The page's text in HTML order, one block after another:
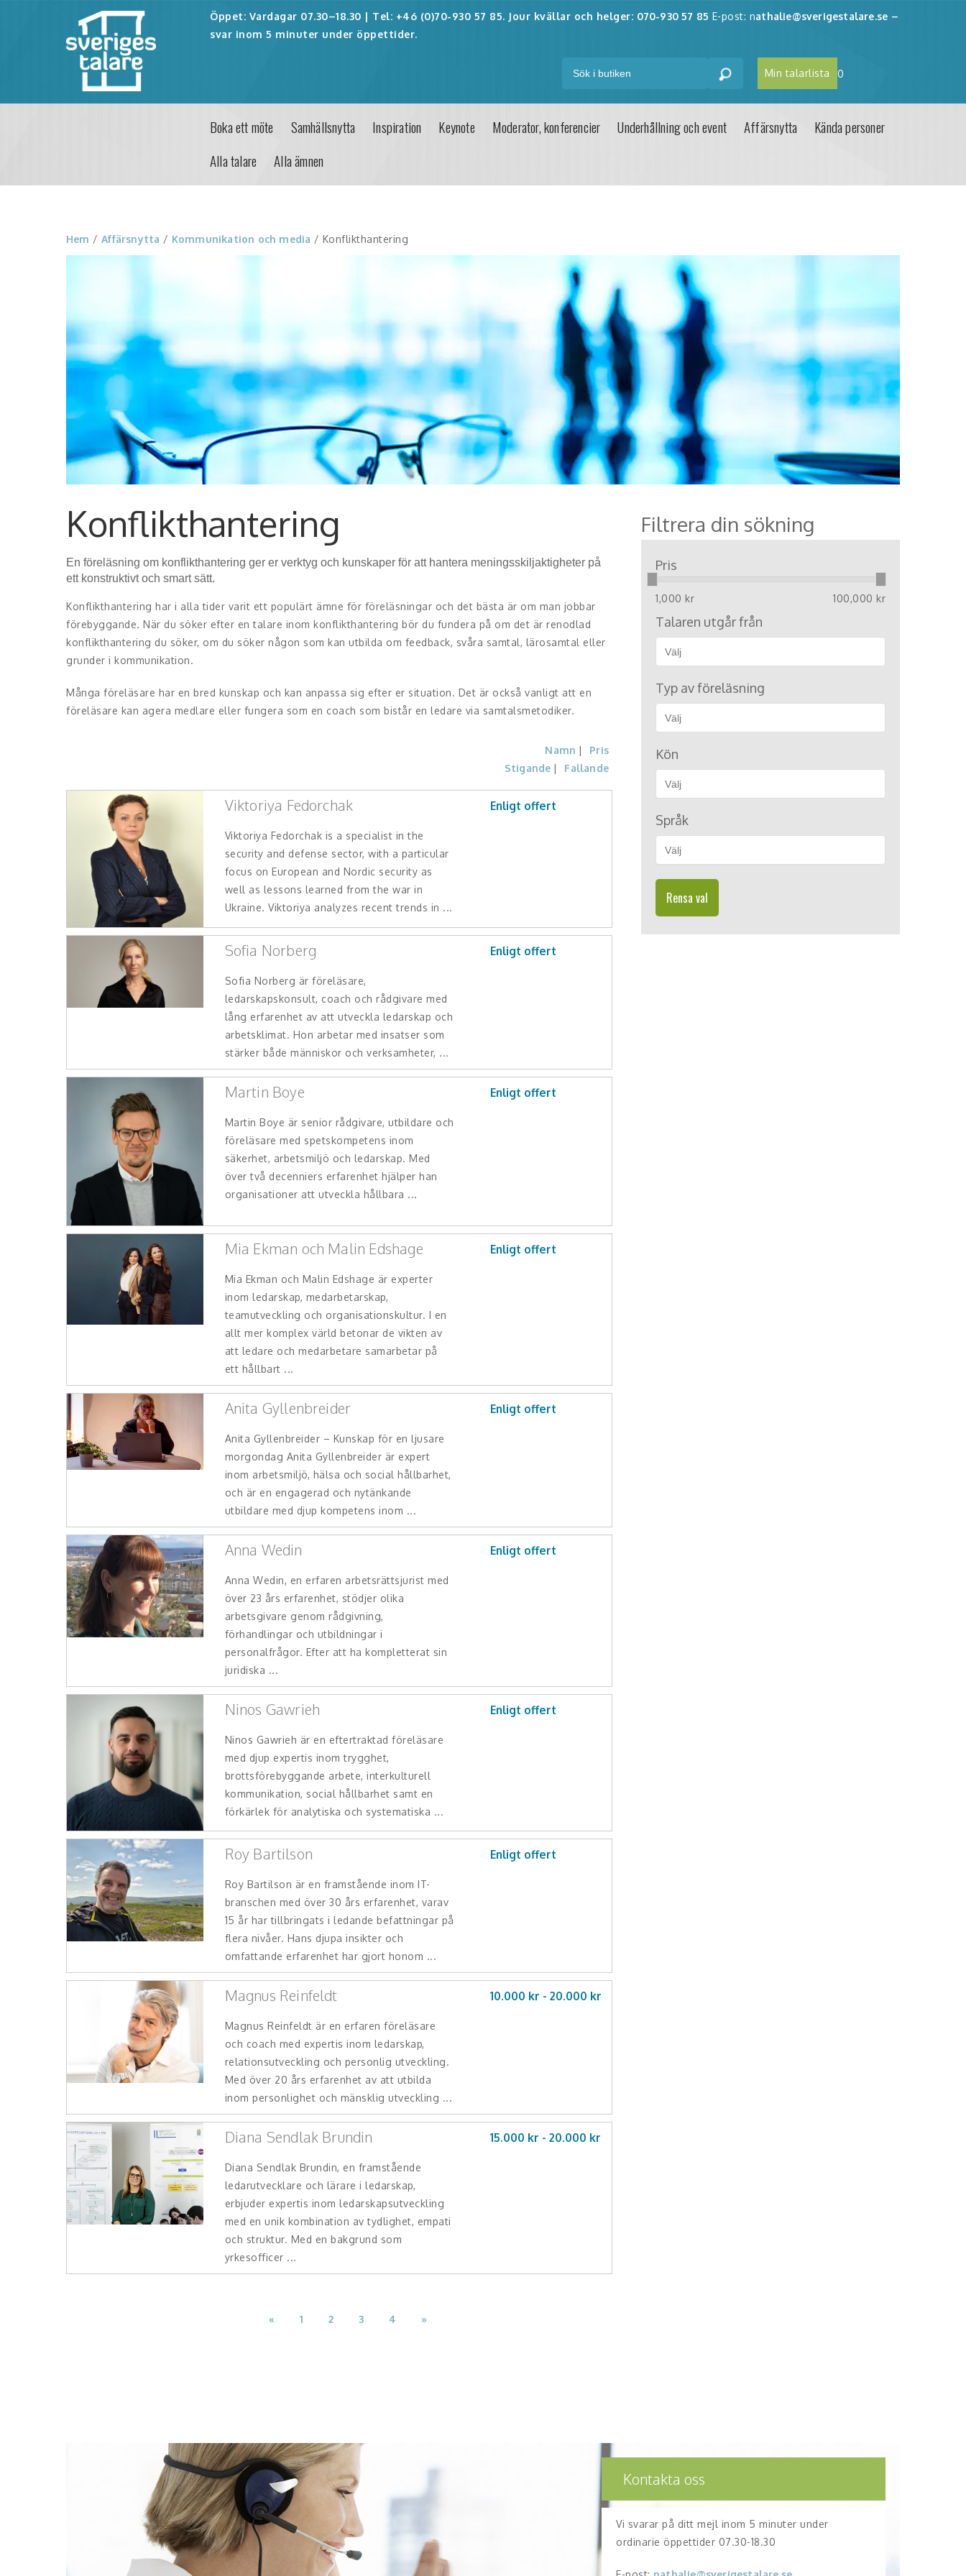
Öppet: Vardagar 07.30–18.30 | Tel: +46 (0)70-930 57 85. Jour kvällar och helger: 070-930 57 85 E-post: nathalie@sverigestalare.se –
svar inom 5 minuter under öppettider.
Min talarlista 0
Boka ett möte Samhällsnytta Inspiration Keynote Moderator, konferencier Underhållning och event Affärsnytta
Kända personer
Alla talare
Alla ämnen
Hem /Affärsnytta / Kommunikation och media / Konflikthantering
Konflikthantering
En föreläsning om konflikthantering ger er verktyg och kunskaper för att hantera meningsskiljaktigheter på
ett konstruktivt och smart sätt.
Konflikthantering har i alla tider varit ett populärt ämne för föreläsningar och det bästa är om man jobbar
förebyggande. När du söker efter en talare inom konflikthantering bör du fundera på om det är renodlad
konflikthantering du söker, om du söker någon som kan utbilda om feedback, svåra samtal, lärosamtal eller
grunder i kommunikation.
Många föreläsare har en bred kunskap och kan anpassa sig efter er situation. Det är också vanligt att en
föreläsare kan agera medlare eller fungera som en coach som bistår en ledare via samtalsmetodiker.
Namn
Pris
Stigande
Fallande
Viktoriya Fedorchak
Viktoriya Fedorchak is a specialist in the
security and defense sector, with a particular
focus on European and Nordic security as
well as lessons learned from the war in
Ukraine. Viktoriya analyzes recent trends in ...
Enligt offert
Sofia Norberg
Sofia Norberg är föreläsare,
ledarskapskonsult, coach och rådgivare med
lång erfarenhet av att utveckla ledarskap och
arbetsklimat. Hon arbetar med insatser som
stärker både människor och verksamheter, ...
Enligt offert
Martin Boye
Martin Boye är senior rådgivare, utbildare och
föreläsare med spetskompetens inom
säkerhet, arbetsmiljö och ledarskap. Med
över två decenniers erfarenhet hjälper han
organisationer att utveckla hållbara ...
Enligt offert
Mia Ekman och Malin Edshage
Mia Ekman och Malin Edshage är experter
inom ledarskap, medarbetarskap,
teamutveckling och organisationskultur. I en
allt mer komplex värld betonar de vikten av
att ledare och medarbetare samarbetar på
ett hållbart ...
Enligt offert
Anita Gyllenbreider
Anita Gyllenbreider – Kunskap för en ljusare
morgondag Anita Gyllenbreider är expert
inom arbetsmiljö, hälsa och social hållbarhet,
och är en engagerad och nytänkande
utbildare med djup kompetens inom ...
Enligt offert
Anna Wedin
Anna Wedin, en erfaren arbetsrättsjurist med
över 23 års erfarenhet, stödjer olika
arbetsgivare genom rådgivning,
förhandlingar och utbildningar i
personalfrågor. Efter att ha kompletterat sin
juridiska ...
Enligt offert
Ninos Gawrieh
Ninos Gawrieh är en eftertraktad föreläsare
med djup expertis inom trygghet,
brottsförebyggande arbete, interkulturell
kommunikation, social hållbarhet samt en
förkärlek för analytiska och systematiska ...
Enligt offert
Roy Bartilson
Roy Bartilson är en framstående inom IT-
branschen med över 30 års erfarenhet, varav
15 år har tillbringats i ledande befattningar på
flera nivåer. Hans djupa insikter och
omfattande erfarenhet har gjort honom ...
Enligt offert
Magnus Reinfeldt
Magnus Reinfeldt är en erfaren föreläsare
och coach med expertis inom ledarskap,
relationsutveckling och personlig utveckling.
Med över 20 års erfarenhet av att utbilda
inom personlighet och mänsklig utveckling ...
10.000 kr - 20.000 kr
Diana Sendlak Brundin
Diana Sendlak Brundin, en framstående
ledarutvecklare och lärare i ledarskap,
erbjuder expertis inom ledarskapsutveckling
med en unik kombination av tydlighet, empati
och struktur. Med en bakgrund som
yrkesofficer ...
15.000 kr - 20.000 kr
« 1 2 3 4 »
Filtrera din sökning
Pris
1,000 kr 100,000 kr
Talaren utgår från
Typ av föreläsning
Kön
Språk
Rensa val
Kontakta oss
Vi svarar på ditt mejl inom 5 minuter under
ordinarie öppettider 07.30-18.30